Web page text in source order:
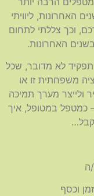
האחרונות, ליוויתי
מיקירכם, וכך צללתי לתחום
האחרונות.
לא מדובר, שכל
משפחתית זו או
ולייצר מערך תמיכה
כמטפל במטופל, איך
ה
וכסף